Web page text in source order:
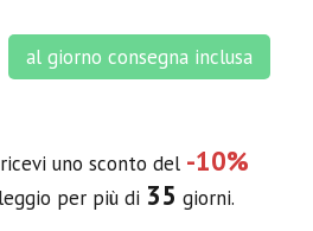
al giorno consegna inclusa
uno sconto del -10%
per più di 35 giorni.